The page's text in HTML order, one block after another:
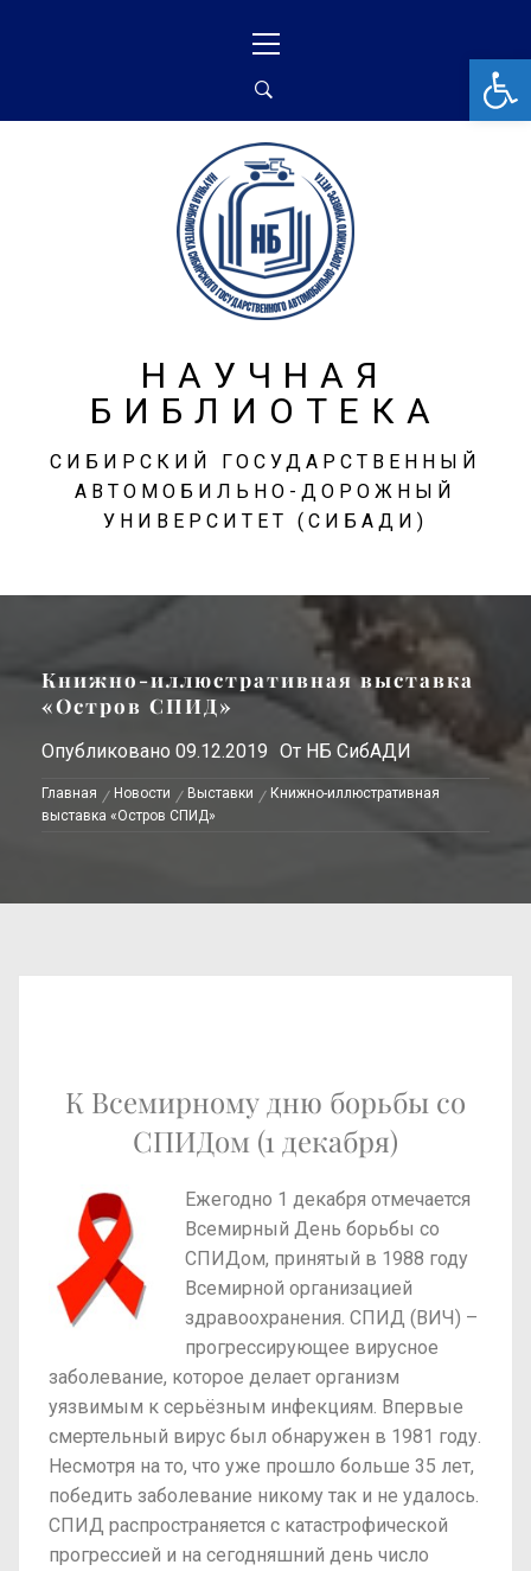
НАУЧНАЯ
БИБЛИОТЕКА
СИБИРСКИЙ ГОСУДАРСТВЕННЫЙ
АВТОМОБИЛЬНО-ДОРОЖНЫЙ
УНИВЕРСИТЕТ (СИБАДИ)
Книжно-иллюстративная выставка
«Остров СПИД»
Опубликовано 09.12.2019 От НБ СибАДИ
Главная Новости Выставки
Книжно-иллюстративная
выставка «Остров СПИД»
К Всемирному дню борьбы со
СПИДом (1 декабря)
Ежегодно 1 декабря отмечается
Всемирный День борьбы со
СПИДом, принятый в 1988 году
Всемирной организацией
здравоохранения. СПИД (ВИЧ) –
прогрессирующее вирусное
заболевание, которое делает организм
уязвимым к серьёзным инфекциям. Впервые
смертельный вирус был обнаружен в 1981 году.
Несмотря на то, что уже прошло больше 35 лет,
победить заболевание никому так и не удалось.
СПИД распространяется с катастрофической
прогрессией и на сегодняшний день число